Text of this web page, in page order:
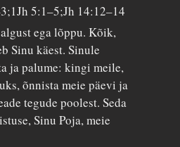
5:1–5;Jh 14:12–14
ega lõppu. Kõik,
Sinu käest. Sinule
ja palume: kingi meile,
õnnista meie päevi ja
tegude poolest. Seda
Sinu Poja, meie